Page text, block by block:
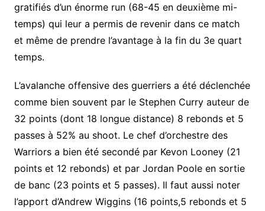
gratifiés d’un énorme run (68-45 en deuxième mi-
temps) qui leur a permis de revenir dans ce match
et même de prendre l’avantage à la fin du 3e quart
temps.
L’avalanche offensive des guerriers a été déclenchée
comme bien souvent par le Stephen Curry auteur de
32 points (dont 18 longue distance) 8 rebonds et 5
passes à 52% au shoot. Le chef d’orchestre des
Warriors a bien été secondé par Kevon Looney (21
points et 12 rebonds) et par Jordan Poole en sortie
de banc (23 points et 5 passes). Il faut aussi noter
l’apport d’Andrew Wiggins (16 points,5 rebonds et 5